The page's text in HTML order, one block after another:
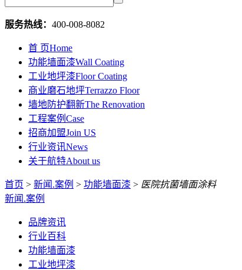
服务热线： 400-008-8082
首 页Home
功能墙面漆Wall Coating
工业地坪漆Floor Coating
商业磨石地坪Terrazzo Floor
墙地防护翻新The Renovation
工程案例 Case
招商加盟Join US
行业资讯News
关于航特About us
首页 > 新闻.案例 > 功能墙面漆 > 医院抗菌墙面涂料
新闻.案例
品牌资讯
行业百科
功能墙面漆
工业地坪漆